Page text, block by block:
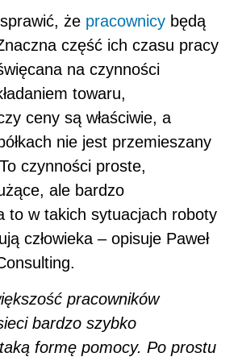
że pracownicy będą
część ich czasu pracy
na czynności
towaru,
ceny są właściwie, a
nie jest przemieszany
czynności proste,
ale bardzo
to w takich sytuacjach roboty
człowieka – opisuje Paweł
pracowników
bardzo szybko
formę pomocy. Po prostu